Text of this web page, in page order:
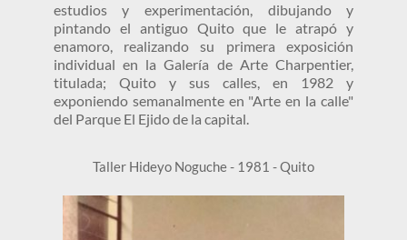
estudios y experimentación, dibujando y
pintando el antiguo Quito que le atrapó y
enamoro, realizando su primera exposición
individual en la Galería de Arte Charpentier,
titulada; Quito y sus calles, en 1982 y
exponiendo semanalmente en "Arte en la calle"
del Parque El Ejido de la capital.
Taller Hideyo Noguche - 1981 - Quito